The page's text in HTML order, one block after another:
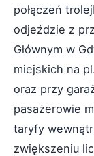
połączeń
odjeździe z
Głównym w
miejskich na
oraz przy
pasażerowie
taryfy
zwiększeniu